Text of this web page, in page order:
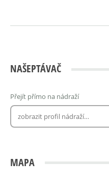
NAŠEPTÁVAČ
Přejít přímo na nádraží
MAPA